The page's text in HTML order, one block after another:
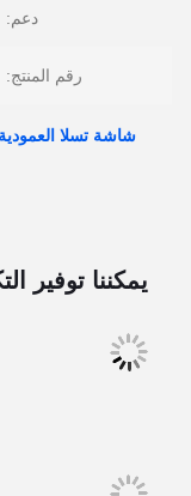
دعم:
رقم المنتج:
يمكننا توفير